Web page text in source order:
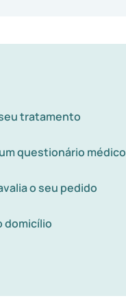
tratamento
questionário médico
o seu pedido
domicílio